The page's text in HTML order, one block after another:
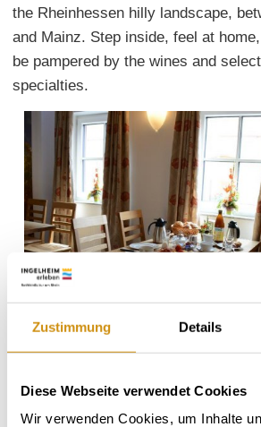
Zustimmung Details
Diese Webseite verwendet Cookies
Wir verwenden Cookies, um Inhalte
the Rheinhessen hilly landscape,
and Mainz. Step inside, feel at
be pampered by the wines and
specialties.